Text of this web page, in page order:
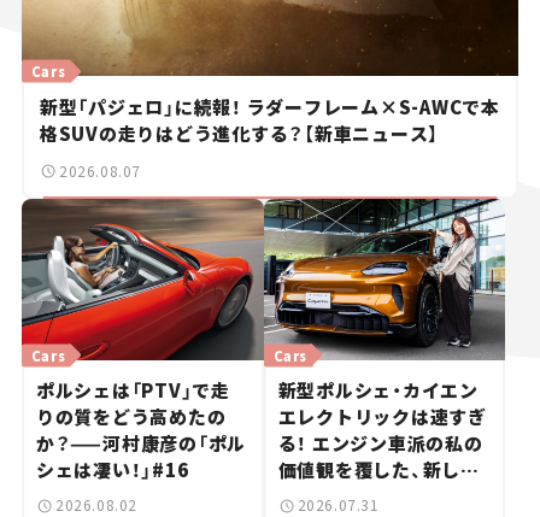
新型「パジェロ」に続報！ ラダーフレーム×S-AWCで本
格SUVの走りはどう進化する？【新車ニュース】
Cars
2026.08.07
ポルシェは「PTV」で走
りの質をどう高めたの
か？——河村康彦の「ポル
シェは凄い！」#16
Cars
2026.08.02
新型ポルシェ・カイエン
エレクトリックは速すぎ
る！ エンジン車派の私の
価値観を覆した、新しい
ポルシェの走り。
Cars
2026.07.31